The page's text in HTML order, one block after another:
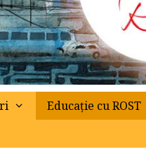
Educație cu ROST